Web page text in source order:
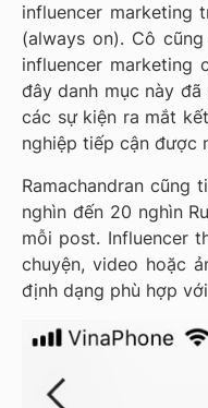
influencer marketing
(always on). Cô
influencer marketing
đây danh mục này
các sự kiện ra mắt
nghiệp tiếp cận được
Ramachandran
nghìn đến 20 nghìn
mỗi post. Influencer
chuyện, video hoặc
định dạng phù hợp